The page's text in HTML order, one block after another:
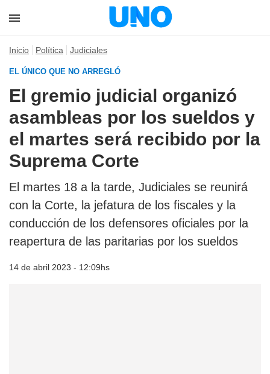
Inicio Política Judiciales
EL ÚNICO QUE NO ARREGLÓ
El gremio judicial organizó
asambleas por los sueldos y
el martes será recibido por la
Suprema Corte
El martes 18 a la tarde, Judiciales se reunirá
con la Corte, la jefatura de los fiscales y la
conducción de los defensores oficiales por la
reapertura de las paritarias por los sueldos
14 de abril 2023 - 12:09hs